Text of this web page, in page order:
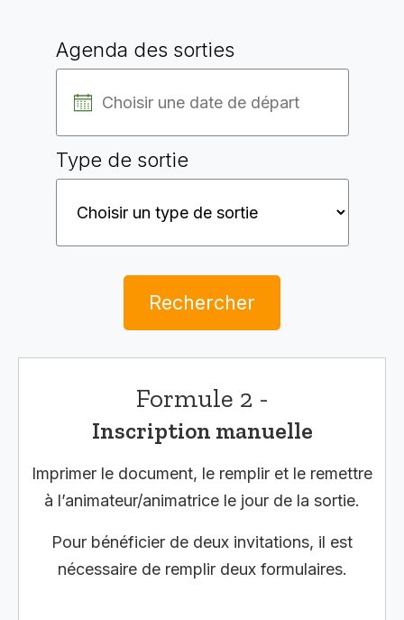
Agenda des sorties
Type de sortie
Rechercher
Formule 2 -
Inscription manuelle
Imprimer le document, le remplir et le remettre
à l’animateur/animatrice le jour de la sortie.
Pour bénéficier de deux invitations, il est
nécessaire de remplir deux formulaires.